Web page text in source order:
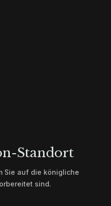
Standort
Sie auf die königliche
sind.